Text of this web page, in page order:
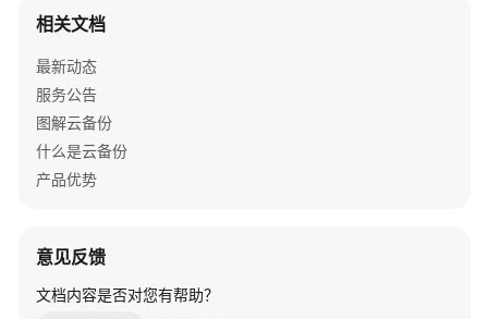
建
-
定
储
相关文档
最新动态
服务公告
图解云备份
什么是云备份
产品优势
意见反馈
文档内容是否对您有帮助？